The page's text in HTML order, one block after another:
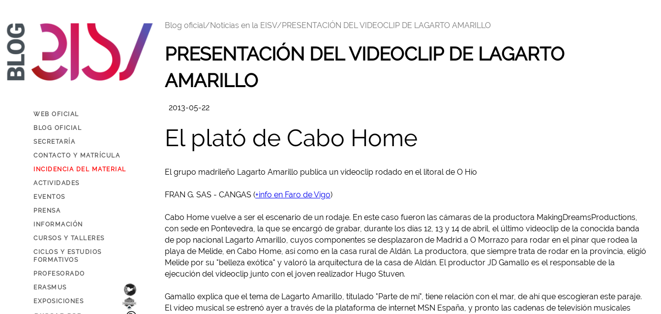
WEB OFICIAL
BLOG OFICIAL
SECRETARÍA
CONTACTO Y MATRÍCULA
INCIDENCIA DEL MATERIAL
ACTIVIDADES
EVENTOS
PRENSA
INFORMACIÓN
CURSOS Y TALLERES
CICLOS Y ESTUDIOS
FORMATIVOS
PROFESORADO
ERASMUS
EXPOSICIONES
Blog oficial/Noticias en la EISV/PRESENTACIÓN DEL VIDEOCLIP DE LAGARTO AMARILLO
PRESENTACIÓN DEL VIDEOCLIP DE LAGARTO
AMARILLO
2013-05-22
El plató de Cabo Home
El grupo madrileño Lagarto Amarillo publica un videoclip rodado en el litoral de O Hío
FRAN G. SAS - CANGAS (+info en Faro de Vigo)
Cabo Home vuelve a ser el escenario de un rodaje. En este caso fueron las cámaras de la productora MakingDreamsProductions,
con sede en Pontevedra, la que se encargó de grabar, durante los días 12, 13 y 14 de abril, el último videoclip de la conocida banda
de pop nacional Lagarto Amarillo, cuyos componentes se desplazaron de Madrid a O Morrazo para rodar en el pinar que rodea la
playa de Melide, en Cabo Home, así como en la casa rural de Aldán. La productora, que siempre trata de rodar en la provincia, eligió
Melide por su "belleza exótica" y valoró la arquitectura de la casa de Aldán. El productor JD Gamallo es el responsable de la
ejecución del videoclip junto con el joven realizador Hugo Stuven.
Gamallo explica que el tema de Lagarto Amarillo, titulado "Parte de mí", tiene relación con el mar, de ahí que escogieran este paraje.
El vídeo musical se estrenó ayer a través de la plataforma de internet MSN España, y pronto las cadenas de televisión musicales